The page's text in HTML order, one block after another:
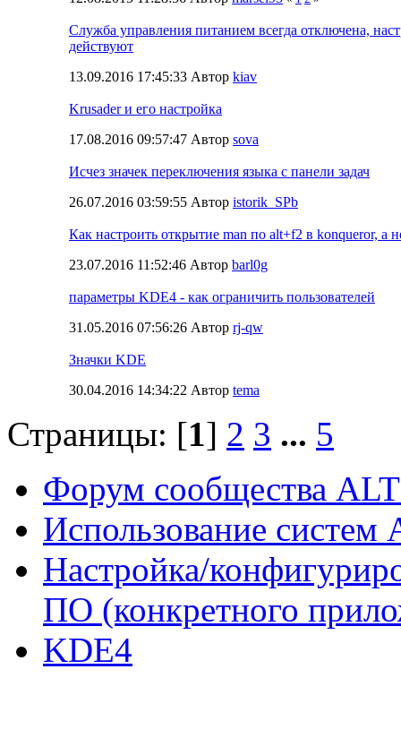
Служба управления питанием всегда отключена,
действуют
13.09.2016 17:45:33 Автор kiav
Krusader и его настройка
17.08.2016 09:57:47 Автор sova
Исчез значек переключения языка с панели задач
26.07.2016 03:59:55 Автор istorik_SPb
Как настроить открытие man по alt+f2 в konqueror, а
23.07.2016 11:52:46 Автор barl0g
параметры KDE4 - как ограничить пользователей
31.05.2016 07:56:26 Автор rj-qw
Значки KDE
30.04.2016 14:34:22 Автор tema
Страницы: [1] 2 3 ... 5
Форум сообщества
Использование систем
Настройка/
ПО (конкретного
KDE4